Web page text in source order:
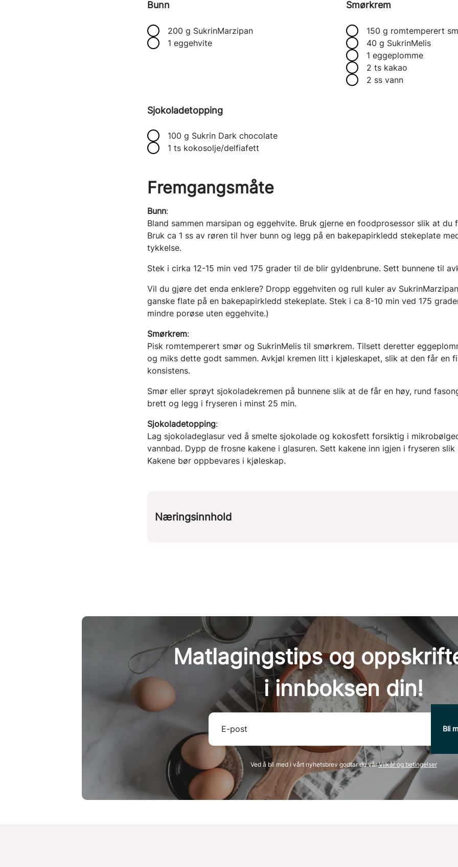
Bunn
200 g SukrinMarzipan
1 eggehvite
Smørkrem
150 g romtemperert
40 g SukrinMelis
1 eggeplomme
2 ts kakao
2 ss vann
Sjokoladetopping
100 g Sukrin Dark chocolate
1 ts kokosolje/delfiafett
Fremgangsmåte
Bunn:
Bland sammen marsipan og eggehvite. Bruk gjerne en foodprosessor slik at du
Bruk ca 1 ss av røren til hver bunn og legg på en bakepapirkledd stekeplate
tykkelse.
Stek i cirka 12-15 min ved 175 grader til de blir gyldenbrune. Sett bunnene til
Vil du gjøre det enda enklere? Dropp eggehviten og rull kuler av
ganske flate på en bakepapirkledd stekeplate. Stek i ca 8-10 min ved 175
mindre porøse uten eggehvite.)
Smørkrem:
Pisk romtemperert smør og SukrinMelis til smørkrem. Tilsett deretter
og miks dette godt sammen. Avkjøl kremen litt i kjøleskapet, slik at den får en
konsistens.
Smør eller sprøyt sjokoladekremen på bunnene slik at de får en høy, rund
brett og legg i fryseren i minst 25 min.
Sjokoladetopping:
Lag sjokoladeglasur ved å smelte sjokolade og kokosfett forsiktig i
vannbad. Dypp de frosne kakene i glasuren. Sett kakene inn igjen i fryseren
Kakene bør oppbevares i kjøleskap.
Næringsinnhold
fett
36 g
14 g
Matlagingstips og
i innboksen din!
Ved å bli med i vårt nyhetsbrev godtar du vårVilkår og betingelser